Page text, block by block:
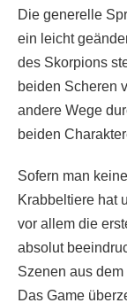
Die generelle
ein leicht
des Skorpions
beiden Scheren
andere Wege
beiden
Sofern man
Krabbeltiere hat
vor allem die
absolut
Szenen aus
Das Game